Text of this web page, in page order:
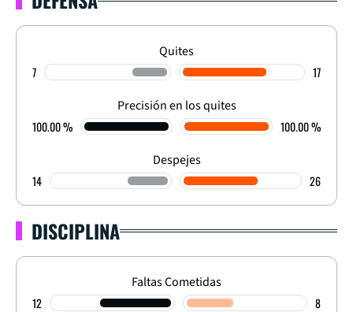
Quites
7 17
Precisión en los quites
100.00 % 100.00 %
Despejes
14 26
DISCIPLINA
Faltas Cometidas
12 8